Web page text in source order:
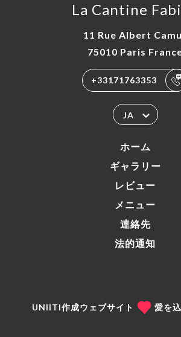
La Cantine
11 Rue Albert
75010 Paris
+33171763353
JA
ホーム
ギャラリー
レビュー
メニュー
連絡先
法的通知
UNIITI作成ウェブサイト 愛を込